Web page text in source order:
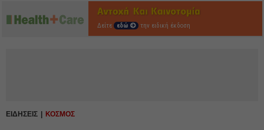
Δείτε εδώ την ειδική έκδοση
ΕΙΔΗΣΕΙΣ ΚΟΣΜΟΣ